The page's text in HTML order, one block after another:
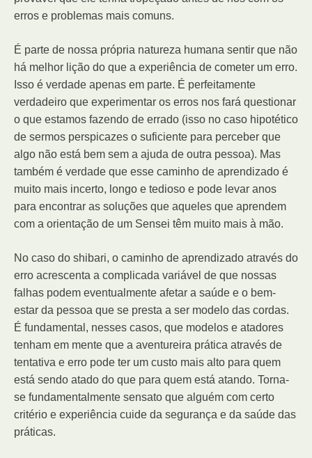
erros e problemas mais comuns.
É parte de nossa própria natureza humana sentir que não
há melhor lição do que a experiência de cometer um erro.
Isso é verdade apenas em parte. É perfeitamente
verdadeiro que experimentar os erros nos fará questionar
o que estamos fazendo de errado (isso no caso hipotético
de sermos perspicazes o suficiente para perceber que
algo não está bem sem a ajuda de outra pessoa). Mas
também é verdade que esse caminho de aprendizado é
muito mais incerto, longo e tedioso e pode levar anos
para encontrar as soluções que aqueles que aprendem
com a orientação de um Sensei têm muito mais à mão.
No caso do shibari, o caminho de aprendizado através do
erro acrescenta a complicada variável de que nossas
falhas podem eventualmente afetar a saúde e o bem-
estar da pessoa que se presta a ser modelo das cordas.
É fundamental, nesses casos, que modelos e atadores
tenham em mente que a aventureira prática através de
tentativa e erro pode ter um custo mais alto para quem
está sendo atado do que para quem está atando. Torna-
se fundamentalmente sensato que alguém com certo
critério e experiência cuide da segurança e da saúde das
práticas.